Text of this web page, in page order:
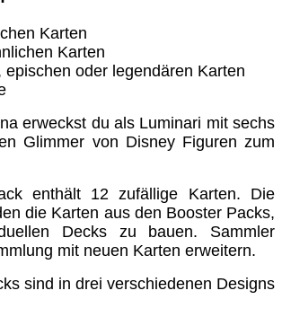
Karten
Karten
epischen oder legendären Karten
erweckst du als Luminari mit sechs
Glimmer von Disney Figuren zum
enthält 12 zufällige Karten. Die
die Karten aus den Booster Packs,
Decks zu bauen. Sammler
mit neuen Karten erweitern.
sind in drei verschiedenen Designs